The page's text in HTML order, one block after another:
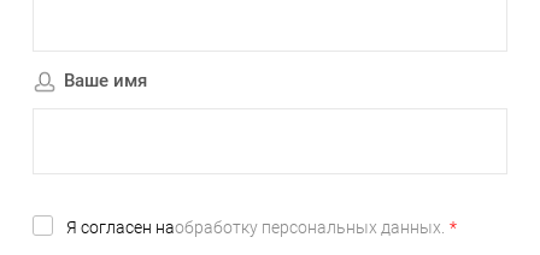
Ваше имя
Я согласен наобработку персональных данных. *